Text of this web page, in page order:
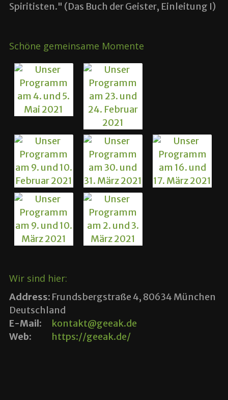
Spiritisten." (Das Buch der Geister, Einleitung I)
Schöne gemeinsame Momente
Wir sind hier:
Address:Frundsbergstraße 4, 80634 München
Deutschland
E-Mail:
kontakt@geeak.de
Web:
https://geeak.de/